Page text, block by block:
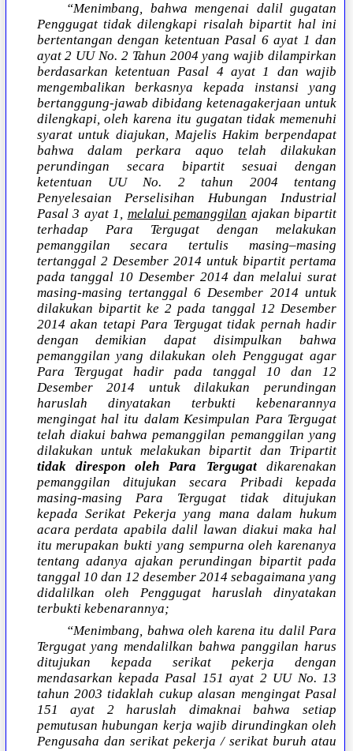
“Menimbang, bahwa mengenai dalil gugatan
Penggugat tidak dilengkapi risalah bipartit hal ini
bertentangan dengan ketentuan Pasal 6 ayat 1 dan
ayat 2 UU No. 2 Tahun 2004 yang wajib dilampirkan
berdasarkan ketentuan Pasal 4 ayat 1 dan wajib
mengembalikan berkasnya kepada instansi yang
bertanggung-jawab dibidang ketenagakerjaan untuk
dilengkapi, oleh karena itu gugatan tidak memenuhi
syarat untuk diajukan, Majelis Hakim berpendapat
bahwa dalam perkara aquo telah dilakukan
perundingan secara bipartit sesuai dengan
ketentuan UU No. 2 tahun 2004 tentang
Penyelesaian Perselisihan Hubungan Industrial
Pasal 3 ayat 1, melalui pemanggilan ajakan bipartit
terhadap Para Tergugat dengan melakukan
pemanggilan secara tertulis masing–masing
tertanggal 2 Desember 2014 untuk bipartit pertama
pada tanggal 10 Desember 2014 dan melalui surat
masing-masing tertanggal 6 Desember 2014 untuk
dilakukan bipartit ke 2 pada tanggal 12 Desember
2014 akan tetapi Para Tergugat tidak pernah hadir
dengan demikian dapat disimpulkan bahwa
pemanggilan yang dilakukan oleh Penggugat agar
Para Tergugat hadir pada tanggal 10 dan 12
Desember 2014 untuk dilakukan perundingan
haruslah dinyatakan terbukti kebenarannya
mengingat hal itu dalam Kesimpulan Para Tergugat
telah diakui bahwa pemanggilan pemanggilan yang
dilakukan untuk melakukan bipartit dan Tripartit
tidak direspon oleh Para Tergugatdikarenakan
pemanggilan ditujukan secara Pribadi kepada
masing-masing Para Tergugat tidak ditujukan
kepada Serikat Pekerja yang mana dalam hukum
acara perdata apabila dalil lawan diakui maka hal
itu merupakan bukti yang sempurna oleh karenanya
tentang adanya ajakan perundingan bipartit pada
tanggal 10 dan 12 desember 2014 sebagaimana yang
didalilkan oleh Penggugat haruslah dinyatakan
terbukti kebenarannya;
“Menimbang, bahwa oleh karena itu dalil Para
Tergugat yang mendalilkan bahwa panggilan harus
ditujukan kepada serikat pekerja dengan
mendasarkan kepada Pasal 151 ayat 2 UU No. 13
tahun 2003 tidaklah cukup alasan mengingat Pasal
151 ayat 2 haruslah dimaknai bahwa setiap
pemutusan hubungan kerja wajib dirundingkan oleh
Pengusaha dan serikat pekerja / serikat buruh atau